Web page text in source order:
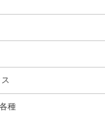
種